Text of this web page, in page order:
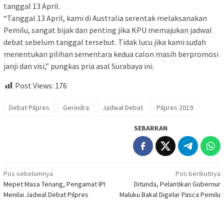
tanggal 13 April.
“Tanggal 13 April, kami di Australia serentak melaksanakan
Pemilu, sangat bijak dan penting jika KPU memajukan jadwal
debat sebelum tanggal tersebut. Tidak lucu jika kami sudah
menentukan pilihan sementara kedua calon masih berpromosi
janji dan visi,” pungkas pria asal Surabaya ini.
Post Views: 176
Debat Pilpres Gerindra Jadwal Debat Pilpres 2019
SEBARKAN
Navigasi
pos
Pos sebelumnya
Mepet Masa Tenang, Pengamat lPI
Menilai Jadwal Debat Pilpres
Pos berikutnya
Ditunda, Pelantikan Gubernur
Maluku Bakal Digelar Pasca Pemilu